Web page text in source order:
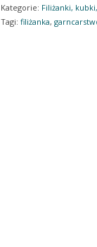
Kategorie: Filiżanki,
Tagi: filiżanka,